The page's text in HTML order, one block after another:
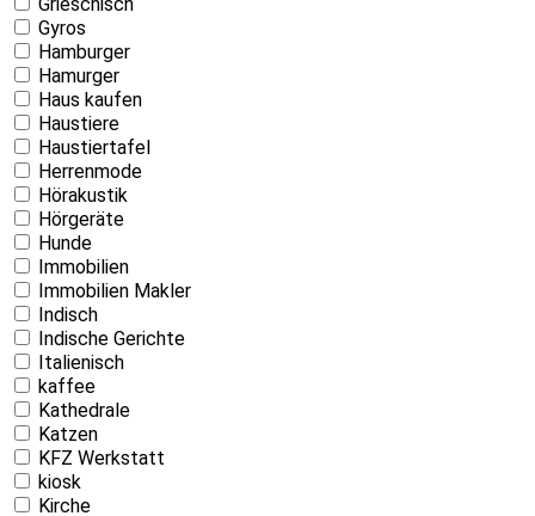
Gyros
Hamburger
Hamurger
Haus kaufen
Haustiere
Haustiertafel
Herrenmode
Hörakustik
Hörgeräte
Hunde
Immobilien
Immobilien Makler
Indisch
Indische Gerichte
Italienisch
kaffee
Kathedrale
Katzen
KFZ Werkstatt
kiosk
Kirche